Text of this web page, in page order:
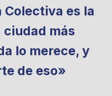
Colectiva es la
ciudad más
lo merece, y
de eso»